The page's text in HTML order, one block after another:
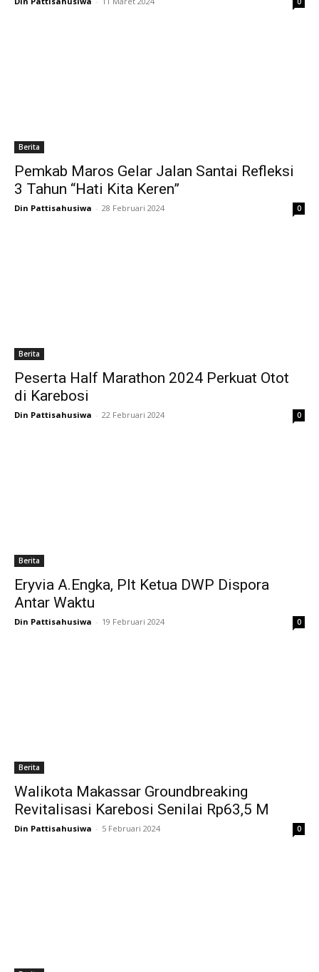
Berita
Pemkab Maros Gelar Jalan Santai Refleksi
3 Tahun “Hati Kita Keren”
Din Pattisahusiwa - 28 Februari 2024 0
Berita
Peserta Half Marathon 2024 Perkuat Otot
di Karebosi
Din Pattisahusiwa - 22 Februari 2024 0
Berita
Eryvia A.Engka, Plt Ketua DWP Dispora
Antar Waktu
Din Pattisahusiwa - 19 Februari 2024 0
Berita
Walikota Makassar Groundbreaking
Revitalisasi Karebosi Senilai Rp63,5 M
Din Pattisahusiwa - 5 Februari 2024 0